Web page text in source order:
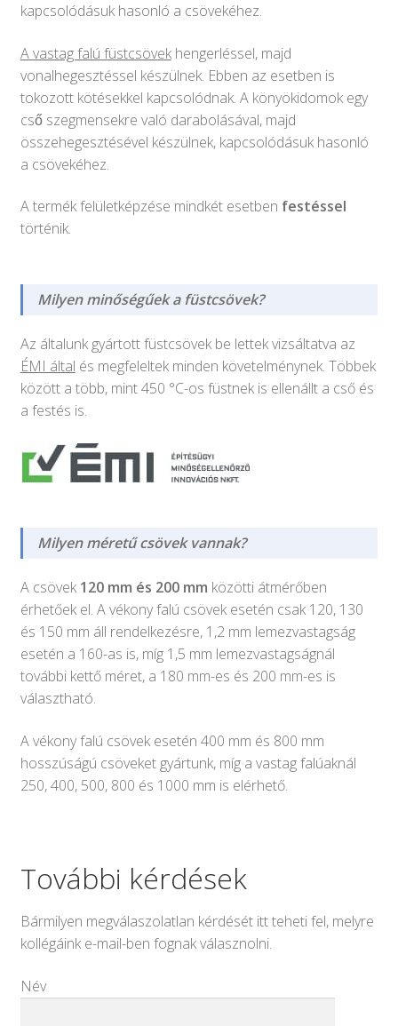
kapcsolódásuk hasonló a csövekéhez.
A vastag falú füstcsövekhengerléssel, majd
vonalhegesztéssel készülnek. Ebben az esetben is
tokozott kötésekkel kapcsolódnak. A könyökidomok egy
cső szegmensekre való darabolásával, majd
összehegesztésével készülnek, kapcsolódásuk hasonló
a csövekéhez.
A termék felületképzése mindkét esetben festéssel
történik.
Milyen minőségűek a füstcsövek?
Az általunk gyártott füstcsövek be lettek vizsáltatva az
ÉMI által és megfeleltek minden követelménynek. Többek
között a több, mint 450 °C-os füstnek is ellenállt a cső és
a festés is.
Milyen méretű csövek vannak?
A csövek120 mm és 200 mm közötti átmérőben
érhetőek el. A vékony falú csövek esetén csak 120, 130
és 150 mm áll rendelkezésre, 1,2 mm lemezvastagság
esetén a 160-as is, míg 1,5 mm lemezvastagságnál
további kettő méret, a 180 mm-es és 200 mm-es is
választható.
A vékony falú csövek esetén 400 mm és 800 mm
hosszúságú csöveket gyártunk, míg a vastag falúaknál
250, 400, 500, 800 és 1000 mm is elérhető.
További kérdések
Bármilyen megválaszolatlan kérdését itt teheti fel, melyre
kollégáink e-mail-ben fognak válasznolni.
Név